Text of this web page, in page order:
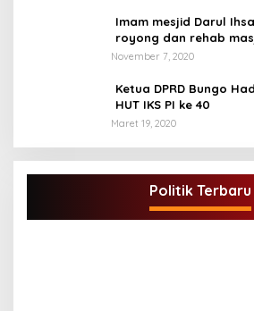
Imam mesjid Darul
royong dan rehab
Arang Kecamatan
November 7, 2020
Ketua DPRD Bungo
HUT IKS PI ke 40
Maret 19, 2020
Politik Terbaru
DPD Partai Golkar,Muscam
Rangka Pemilihan Ketua PK.
Juli 5, 2021